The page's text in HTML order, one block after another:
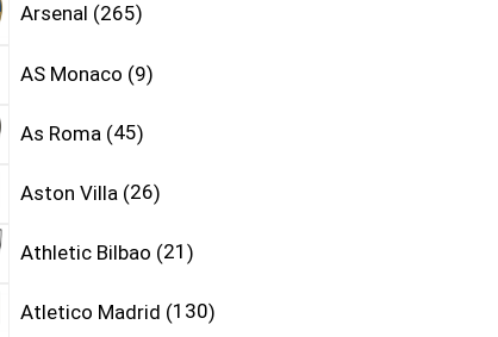
Arsenal 265
AS Monaco 9
As Roma 45
Aston Villa 26
Athletic Bilbao 21
Atletico Madrid 130